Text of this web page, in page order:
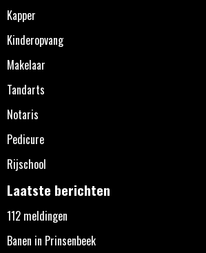
Kapper
Kinderopvang
Makelaar
Tandarts
Notaris
Pedicure
Rijschool
Laatste berichten
112 meldingen
Banen in Prinsenbeek